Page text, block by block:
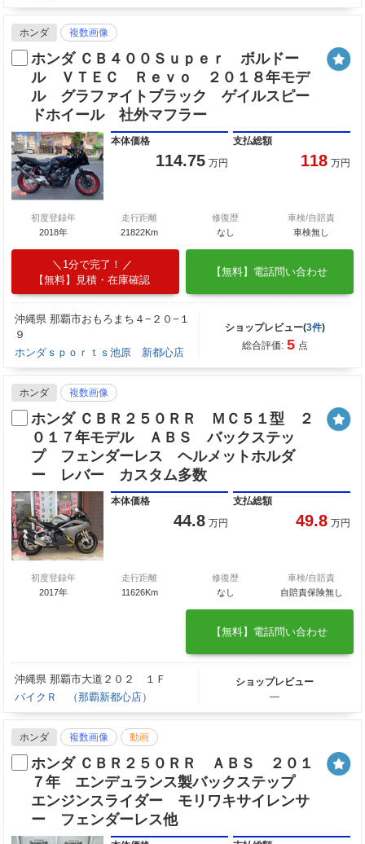
ホンダ 複数画像
ホンダ ＣＢ４００Ｓｕｐｅｒ ボルドー
ル ＶＴＥＣ Ｒｅｖｏ ２０１８年モデ
ル グラファイトブラック ゲイルスピー
ドホイール 社外マフラー
本体価格
114.75 万円
支払総額
118 万円
初度登録年
2018年
走行距離
21822Km
修復歴
なし
車検/自賠責
車検無し
1分で完了！
【無料】見積・在庫確認
【無料】電話問い合わせ
沖縄県 那覇市おもろまち４−２０−１
９
ホンダｓｐｏｒｔｓ池原 新都心店
ショップレビュー(3件)
総合評価: 5 点
ホンダ 複数画像
ホンダ ＣＢＲ２５０ＲＲ ＭＣ５１型 ２
０１７年モデル ＡＢＳ バックステッ
プ フェンダーレス ヘルメットホルダ
ー レバー カスタム多数
本体価格
44.8 万円
支払総額
49.8 万円
初度登録年
2017年
走行距離
11626Km
修復歴
なし
車検/自賠責
自賠責保険無し
【無料】電話問い合わせ
沖縄県 那覇市大道２０２ １Ｆ
バイクＲ （那覇新都心店）
ショップレビュー
―
ホンダ 複数画像 動画
ホンダ ＣＢＲ２５０ＲＲ ＡＢＳ ２０１
７年 エンデュランス製バックステップ
エンジンスライダー モリワキサイレンサ
ー フェンダーレス他